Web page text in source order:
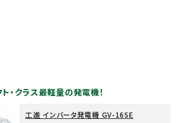
・クラス最軽量の発電機！
工進 インバータ発電機 GV-16SE